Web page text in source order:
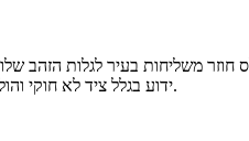
חוזר משליחות בעיר לגלות הזהב
ידוע בגלל ציד לא חוקי והולך להתעמת איתו בפונדק הקשת.